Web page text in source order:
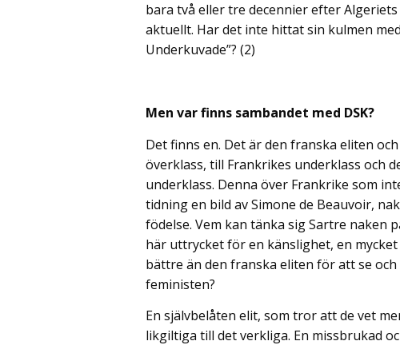
bara två eller tre decennier efter
aktuellt. Har det inte hittat sin kulmen
Underkuvade”? (2)
Men var finns sambandet med DSK?
Det finns en. Det är den franska eliten
överklass, till Frankrikes underklass och
underklass. Denna över Frankrike som
tidning en bild av Simone de Beauvoir,
födelse. Vem kan tänka sig Sartre naken
här uttrycket för en känslighet, en
bättre än den franska eliten för att se
feministen?
En självbelåten elit, som tror att de vet
likgiltiga till det verkliga. En missbrukad